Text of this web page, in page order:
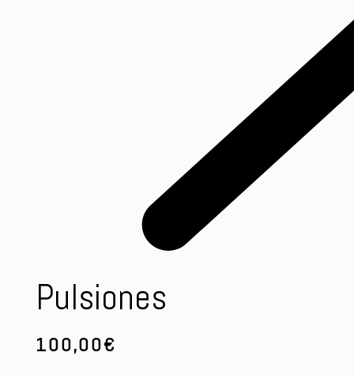
Pulsiones
100,00€